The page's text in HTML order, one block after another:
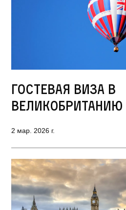
Гостевая виза в
Великобританию
2 мар. 2026 г.